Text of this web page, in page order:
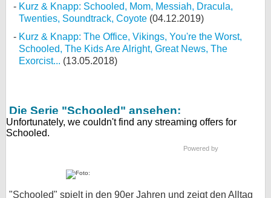
Kurz & Knapp: Schooled, Mom, Messiah, Dracula,
Twenties, Soundtrack, Coyote (04.12.2019)
Kurz & Knapp: The Office, Vikings, You're the Worst,
Schooled, The Kids Are Alright, Great News, The
Exorcist... (13.05.2018)
Die Serie "Schooled" ansehen:
Powered by
"Schooled" spielt in den 90er Jahren und zeigt den Alltag